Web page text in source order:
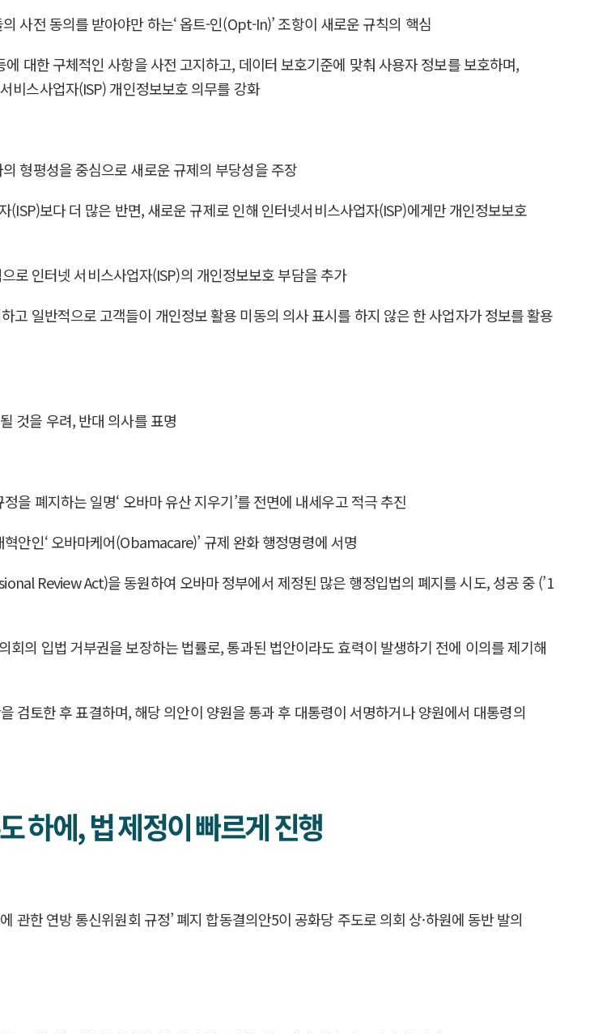
사전 동의를 받아야만 하는‘ 옵트-인(Opt-In)’ 조항이 새로운 규칙의 핵심
대한 구체적인 사항을 사전 고지하고, 데이터 보호기준에 맞춰 사용자 정보를 보호하며,
비스사업자(ISP) 개인정보보호 의무를 강화
형평성을 중심으로 새로운 규제의 부당성을 주장
보다 더 많은 반면, 새로운 규제로 인해 인터넷서비스사업자(ISP)에게만 개인정보보호
로 인터넷 서비스사업자(ISP)의 개인정보보호 부담을 추가
고 일반적으로 고객들이 개인정보 활용 미동의 의사 표시를 하지 않은 한 사업자가 정보를 활용
것을 우려, 반대 의사를 표명
을 폐지하는 일명‘ 오바마 유산 지우기’를 전면에 내세우고 적극 추진
안인‘ 오바마케어(Obamacare)’ 규제 완화 행정명령에 서명
Review Act)을 동원하여 오바마 정부에서 제정된 많은 행정입법의 폐지를 시도, 성공 중 (’1
회의 입법 거부권을 보장하는 법률로, 통과된 법안이라도 효력이 발생하기 전에 이의를 제기해
검토한 후 표결하며, 해당 의안이 양원을 통과 후 대통령이 서명하거나 양원에서 대통령의
하에, 법 제정이 빠르게 진행
관한 연방 통신위원회 규정’ 폐지 합동결의안5이 공화당 주도로 의회 상·하원에 동반 발의